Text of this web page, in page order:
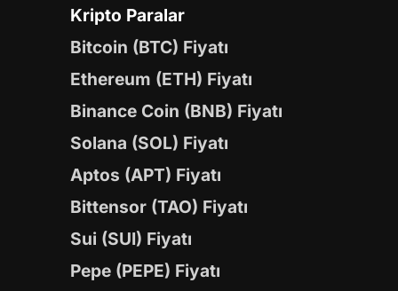
Kripto Paralar
Bitcoin (BTC) Fiyatı
Ethereum (ETH) Fiyatı
Binance Coin (BNB) Fiyatı
Solana (SOL) Fiyatı
Aptos (APT) Fiyatı
Bittensor (TAO) Fiyatı
Sui (SUI) Fiyatı
Pepe (PEPE) Fiyatı